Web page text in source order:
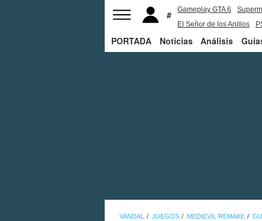
Gameplay GTA 6
El Señor de los Anillos
PORTADA Noticias Análisis
VANDAL JUEGOS MEDIEVIL REMAKE